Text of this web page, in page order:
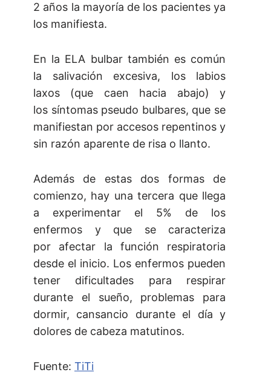
2 años la mayoría de los pacientes ya
los manifiesta.
En la ELA bulbar también es común
la salivación excesiva, los labios
laxos (que caen hacia abajo) y
los síntomas pseudo bulbares, que se
manifiestan por accesos repentinos y
sin razón aparente de risa o llanto.
Además de estas dos formas de
comienzo, hay una tercera que llega
a experimentar el 5% de los
enfermos y que se caracteriza
por afectar la función respiratoria
desde el inicio. Los enfermos pueden
tener dificultades para respirar
durante el sueño, problemas para
dormir, cansancio durante el día y
dolores de cabeza matutinos.
Fuente: TiTi